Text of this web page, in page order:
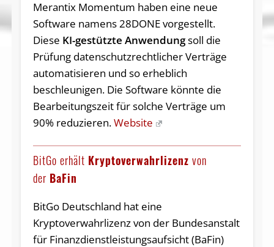
Merantix Momentum haben eine neue
Software namens 28DONE vorgestellt.
Diese KI-gestützte Anwendungsoll die
Prüfung datenschutzrechtlicher Verträge
automatisieren und so erheblich
beschleunigen. Die Software könnte die
Bearbeitungszeit für solche Verträge um
90% reduzieren.Website
BitGo erhält Kryptoverwahrlizenz von
der BaFin
BitGo Deutschland hat eine
Kryptoverwahrlizenz von der Bundesanstalt
für Finanzdienstleistungsaufsicht (BaFin)